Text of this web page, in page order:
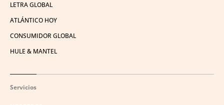
LETRA GLOBAL
ATLÁNTICO HOY
CONSUMIDOR GLOBAL
HULE & MANTEL
Servicios